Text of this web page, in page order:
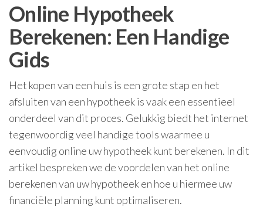
Online Hypotheek
Berekenen: Een Handige
Gids
Het kopen van een huis is een grote stap en het
afsluiten van een hypotheek is vaak een essentieel
onderdeel van dit proces. Gelukkig biedt het internet
tegenwoordig veel handige tools waarmee u
eenvoudig online uw hypotheek kunt berekenen. In dit
artikel bespreken we de voordelen van het online
berekenen van uw hypotheek en hoe u hiermee uw
financiële planning kunt optimaliseren.